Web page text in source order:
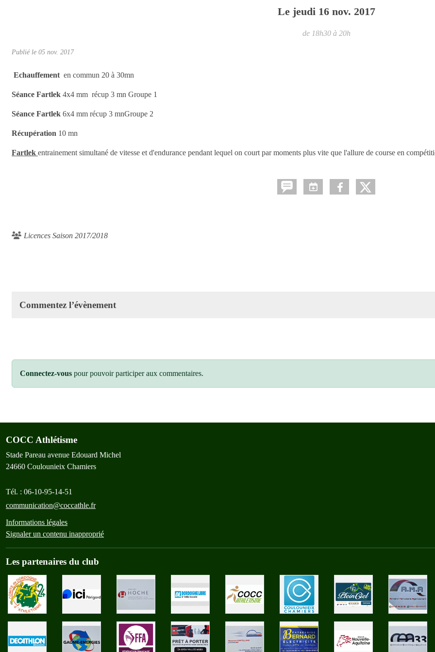
Le jeudi 16 nov. 2017
de 18h30 à 20h
Publié le 05 nov. 2017
Echauffement en commun 20 à 30mn
Séance Fartlek 4x4 mm récup 3 mn Groupe 1
Séance Fartlek 6x4 mm récup 3 mnGroupe 2
Récupération 10 mn
Fartlek entrainement simultané de vitesse et d'endurance pendant lequel on court par moments plus vite que l'allure de course en
Licences Saison 2017/2018
Commentez l’évènement
Connectez-vous pour pouvoir participer aux commentaires.
COCC Athlétisme
Stade Pareau avenue Edouard Michel
24660 Coulounieix Chamiers
Tél. : 06-10-95-14-51
communication@coccathle.fr
Informations légales
Signaler un contenu inapproprié
Les partenaires du club